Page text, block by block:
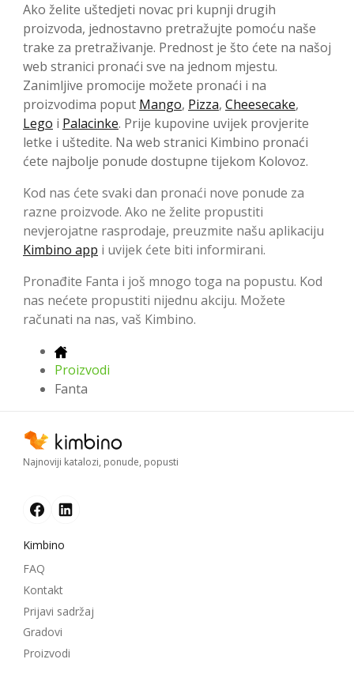
Ako želite uštedjeti novac pri kupnji drugih
proizvoda, jednostavno pretražujte pomoću naše
trake za pretraživanje. Prednost je što ćete na našoj
web stranici pronaći sve na jednom mjestu.
Zanimljive promocije možete pronaći i na
proizvodima poput Mango, Pizza, Cheesecake,
Lego i Palacinke. Prije kupovine uvijek provjerite
letke i uštedite. Na web stranici Kimbino pronaći
ćete najbolje ponude dostupne tijekom Kolovoz.
Kod nas ćete svaki dan pronaći nove ponude za
razne proizvode. Ako ne želite propustiti
nevjerojatne rasprodaje, preuzmite našu aplikaciju
Kimbino app i uvijek ćete biti informirani.
Pronađite Fanta i još mnogo toga na popustu. Kod
nas nećete propustiti nijednu akciju. Možete
računati na nas, vaš Kimbino.
Proizvodi
Fanta
Najnoviji katalozi, ponude, popusti
Kimbino
FAQ
Kontakt
Prijavi sadržaj
Gradovi
Proizvodi